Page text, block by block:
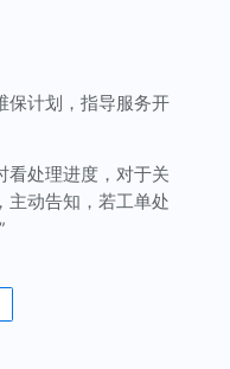
保计划，指导服务开
看处理进度，对于关
主动告知，若工单处